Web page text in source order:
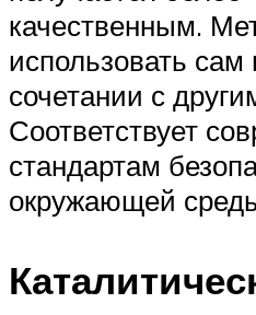
качественным.
использовать
сочетании с
Соответствует
стандартам
окружающей